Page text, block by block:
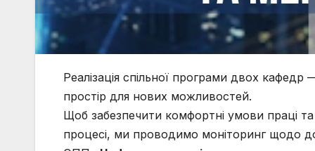
Реалізація спільної програми двох
простір для нових можливостей.
Щоб забезпечити комфортні умови праці
процесі, ми проводимо моніторинг щодо